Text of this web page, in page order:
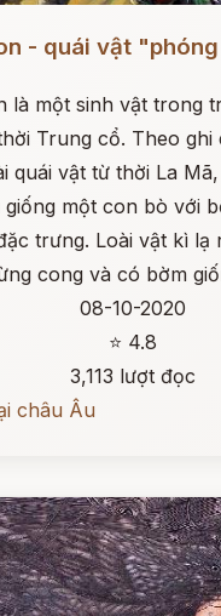
- quái vật
là một sinh vật trong
Trung cổ. Theo ghi
quái vật từ thời La
giống một con bò với
trưng. Loài vật kì lạ
cong và có bờm
08-10-2020
⭐ 4.8
3,113 lượt đọc
châu Âu